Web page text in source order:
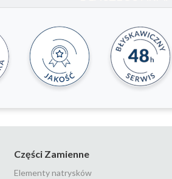
Części Zamienne
Elementy natrysków